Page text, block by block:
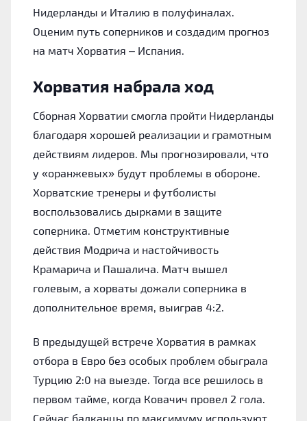
Нидерланды и Италию в полуфиналах.
Оценим путь соперников и создадим прогноз
на матч Хорватия – Испания.
Хорватия набрала ход
Сборная Хорватии смогла пройти Нидерланды
благодаря хорошей реализации и грамотным
действиям лидеров. Мы прогнозировали, что
у «оранжевых» будут проблемы в обороне.
Хорватские тренеры и футболисты
воспользовались дырками в защите
соперника. Отметим конструктивные
действия Модрича и настойчивость
Крамарича и Пашалича. Матч вышел
голевым, а хорваты дожали соперника в
дополнительное время, выиграв 4:2.
В предыдущей встрече Хорватия в рамках
отбора в Евро без особых проблем обыграла
Турцию 2:0 на выезде. Тогда все решилось в
первом тайме, когда Ковачич провел 2 гола.
Сейчас балканцы по максимуму используют